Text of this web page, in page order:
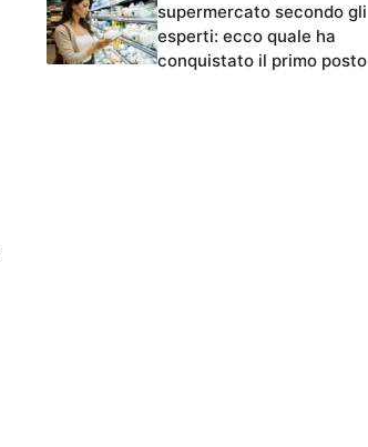
supermercato secondo gli
esperti: ecco quale ha
conquistato il primo posto